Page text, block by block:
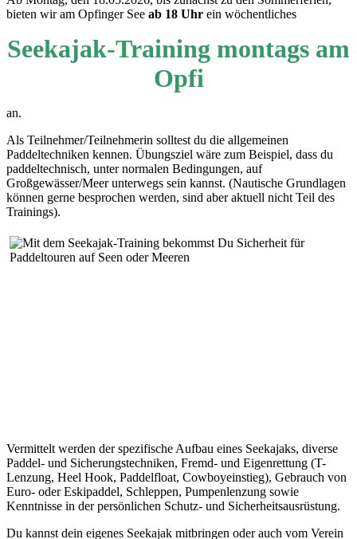
bieten wir am Opfinger See ab 18 Uhr ein wöchentliches
Seekajak-Training montags am
Opfi
an.
Als Teilnehmer/Teilnehmerin solltest du die allgemeinen
Paddeltechniken kennen. Übungsziel wäre zum Beispiel, dass du
paddeltechnisch, unter normalen Bedingungen, auf
Großgewässer/Meer unterwegs sein kannst. (Nautische Grundlagen
können gerne besprochen werden, sind aber aktuell nicht Teil des
Trainings).
Vermittelt werden der spezifische Aufbau eines Seekajaks, diverse
Paddel- und Sicherungstechniken, Fremd- und Eigenrettung (T-
Lenzung, Heel Hook, Paddelfloat, Cowboyeinstieg), Gebrauch von
Euro- oder Eskipaddel, Schlep­pen, Pumpenlenzung sowie
Kenntnisse in der persönlichen Schutz- und Sicherheitsausrüstung.
Du kannst dein eigenes Seekajak mitbringen oder auch vom Verein